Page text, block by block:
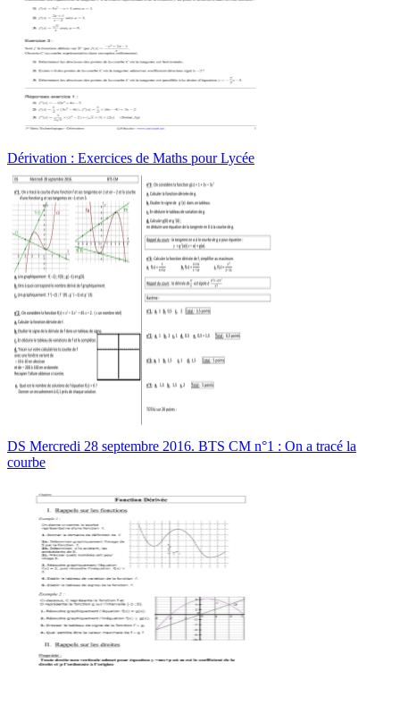
Dérivation : Exercices de Maths pour Lycée
DS Mercredi 28 septembre 2016. BTS CM n°1 : On a tracé la
courbe